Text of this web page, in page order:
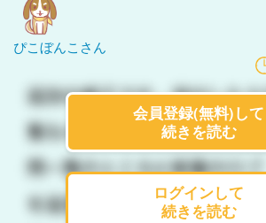
ぴこぼんこさん
会員登録(無料)して
続きを読む
ログインして
続きを読む